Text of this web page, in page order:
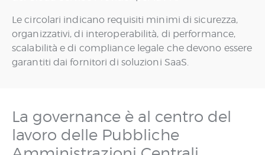
Le circolari indicano requisiti minimi di sicurezza,
organizzativi, di interoperabilità, di performance,
scalabilità e di compliance legale che devono essere
garantiti dai fornitori di soluzioni SaaS.
La governance è al centro del
lavoro delle Pubbliche